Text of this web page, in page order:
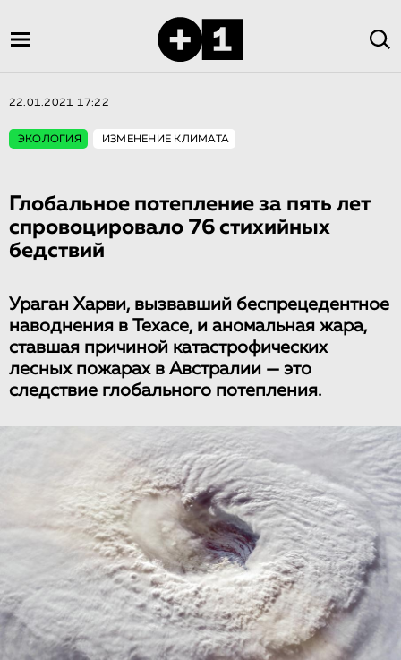
22.01.2021 17:22
ЭКОЛОГИЯ ИЗМЕНЕНИЕ КЛИМАТА
Глобальное потепление за пять лет
спровоцировало 76 стихийных
бедствий
Ураган Харви, вызвавший беспрецедентное
наводнения в Техасе, и аномальная жара,
ставшая причиной катастрофических
лесных пожарах в Австралии — это
следствие глобального потепления.